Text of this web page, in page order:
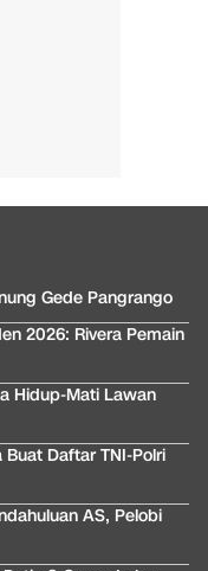
Gede Pangrango
2026: Rivera Pemain
Hidup-Mati Lawan
Daftar TNI-Polri
AS, Pelobi